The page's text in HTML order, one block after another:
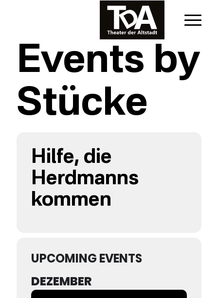
Events by
Stücke
Hilfe, die
Herdmanns
kommen
UPCOMING EVENTS
DEZEMBER